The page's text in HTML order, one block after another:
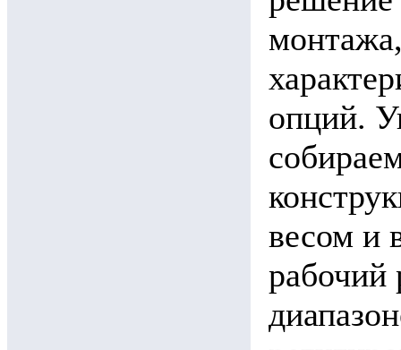
опций.
весом и
рабочий